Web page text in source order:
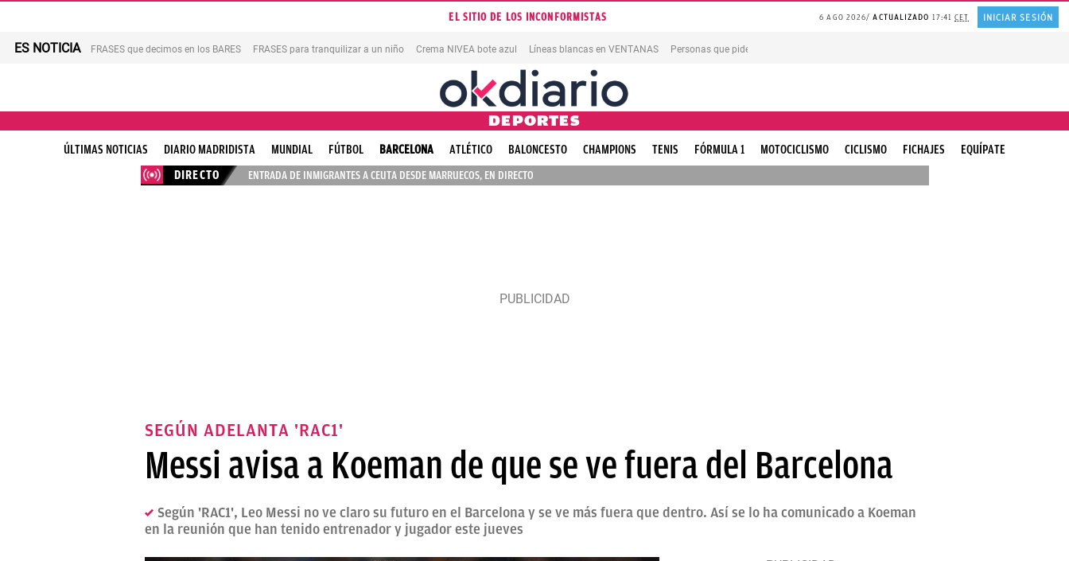
EL SITIO DE LOS INCONFORMISTAS 6 AGO 2026 ACTUALIZADO 17:41CET INICIAR SESIÓN
ES NOTICIA FRASES que decimos en los BARES FRASES para tranquilizar a un niño Crema NIVEA bote azul Líneas blancas en VENTANAS Personas que piden PERDÓN por todo
DEPORTES
ÚLTIMAS NOTICIAS DIARIO MADRIDISTA MUNDIAL FÚTBOL BARCELONA ATLÉTICO BALONCESTO CHAMPIONS TENIS FÓRMULA 1 MOTOCICLISMO CICLISMO FICHAJES
EQUÍPATE
DIRECTO
ENTRADA DE INMIGRANTES A CEUTA DESDE MARRUECOS, EN DIRECTO
SEGÚN ADELANTA 'RAC1'
Messi avisa a Koeman de que se ve fuera del Barcelona
Según 'RAC1', Leo Messi no ve claro su futuro en el Barcelona y se ve más fuera que dentro. Así se lo ha comunicado a Koeman
en la reunión que han tenido entrenador y jugador este jueves